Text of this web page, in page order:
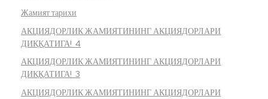
Жамият тарихи
АКЦИЯДОРЛИК ЖАМИЯТИНИНГ АКЦИЯДОРЛАРИ
ДИҚҚАТИГА! 4
АКЦИЯДОРЛИК ЖАМИЯТИНИНГ АКЦИЯДОРЛАРИ
ДИҚҚАТИГА! 3
АКЦИЯДОРЛИК ЖАМИЯТИНИНГ АКЦИЯДОРЛАРИ